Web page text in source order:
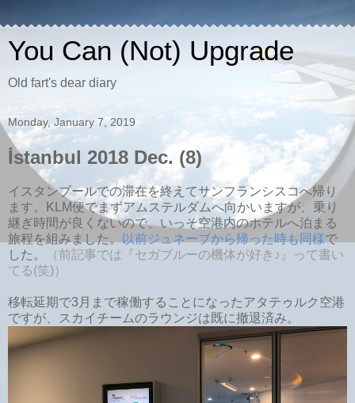
You Can (Not) Upgrade
Old fart's dear diary
Monday, January 7, 2019
İstanbul 2018 Dec. (8)
イスタンブールでの滞在を終えてサンフランシスコへ帰り
ます。KLM便でまずアムステルダムへ向かいますが、乗り
継ぎ時間が良くないので、いっそ空港内のホテルへ泊まる
旅程を組みました。
以前ジュネーブから帰った時も同様で
した。
（前記事では『セガブルーの機体が好き♪』って書い
てる(笑)）
移転延期で3月まで稼働することになったアタテゥルク空港
ですが、スカイチームのラウンジは既に撤退済み。